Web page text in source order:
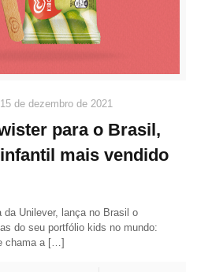
15 de dezembro de 2021
para o Brasil,
mais vendido
da Unilever, lança no Brasil o
do seu portfólio kids no mundo:
chama a[…]